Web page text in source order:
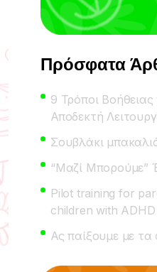
Πρόσφατα
9 Τρόποι Βοήθειας
Αποδεκτή
Σουβλάκι
“Μαζί Μπορούμε”
Pilot training for
children with ADHD
Ας παίξουμε με τα